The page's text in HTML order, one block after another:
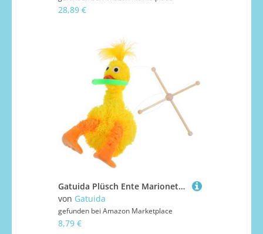
28,89 €
Gatuida Plüsch Ente Marionette Interaktive Ziehschnur Steuerung Weiches Kuscheltier Für Deko Lifelike Stofftier
von Gatuida
gefunden bei Amazon Marketplace
8,79 €